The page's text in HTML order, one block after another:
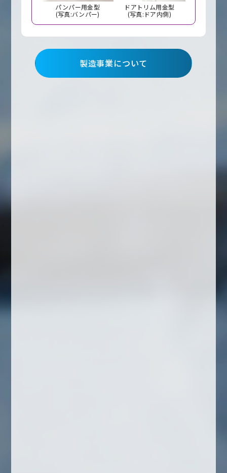
パンパー用金型
(写真:バンパー)
ドアトリム用金型
(写真:ドア内側)
製造事業について